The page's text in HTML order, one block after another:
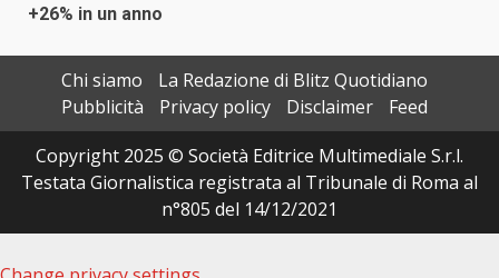
+26% in un anno
Chi siamo
La Redazione di Blitz Quotidiano
Pubblicità
Privacy policy Disclaimer
Feed
Copyright 2025 © Società Editrice Multimediale S.r.l.
Testata Giornalistica registrata al Tribunale di Roma al
n°805 del 14/12/2021